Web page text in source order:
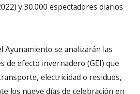
y 30.000 espectadores diarios
Ayunamiento se analizarán las
de efecto invernadero (GEI) que
electricidad o residuos,
los nueve días de celebración en